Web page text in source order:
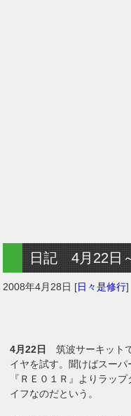
日記 4月22日
2008年4月28日 [日々是修行]
4月22日
筑波サーキット
イヤを試す。聞けばスー
『ＲＥ０１Ｒ』よりラッ
イフなのだという。